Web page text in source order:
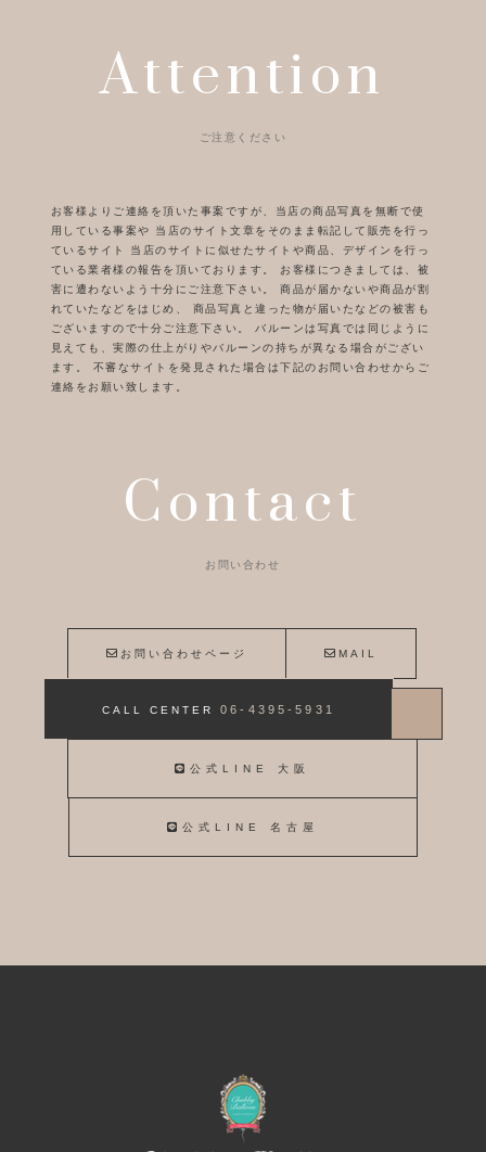
Attention
ご注意ください
お客様よりご連絡を頂いた事案ですが、当店の商品写真を無断で使
用している事案や
当店のサイト文章をそのまま転記して販売を行っ
ているサイト
当店のサイトに似せたサイトや商品、デザインを行っ
ている業者様の報告を頂いております。
お客様につきましては、被
害に遭わないよう十分にご注意下さい。
商品が届かないや商品が割
れていたなどをはじめ、
商品写真と違った物が届いたなどの被害も
ございますので十分ご注意下さい。
バルーンは写真では同じように
見えても、実際の仕上がりやバルーンの持ちが異なる場合がござい
ます。
不審なサイトを発見された場合は下記のお問い合わせからご
連絡をお願い致します。
Contact
お問い合わせ
お問い合わせページ MAIL
CALL CENTER06-4395-5931
公式LINE 大阪
公式LINE 名古屋